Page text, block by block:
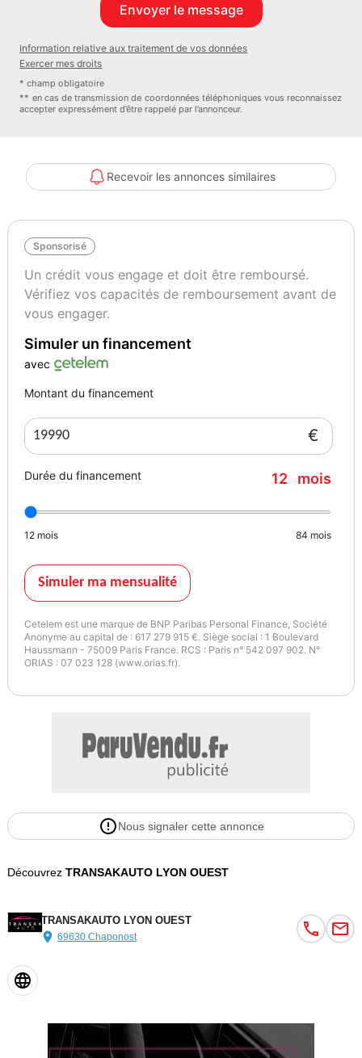
_________________________ Nos services : Gestion des
possible dans toute la France Prestations 100% Personnalisables
(traitement céramique lustrage carrosserie vitres teintées …) Chez
TransakAuto Lyon Ouest c'est aussi un large choix de véhicules !!
Demandez conseil à l'un de nos conseillers !
___________________________
Couleur
BLEU
Information relative aux traitement de vos données
Exercer mes droits
* champ obligatoire
** en cas de transmission de coordonnées téléphoniques vous reconnaissez
accepter expressément d’être rappelé par l’annonceur.
Recevoir les annonces similaires
Sponsorisé
Un crédit vous engage et doit être remboursé.
Vérifiez vos capacités de remboursement avant de
vous engager.
Simuler un financement
avec
Montant du financement
€
Durée du financement 12 mois
12 mois 84 mois
Simuler ma mensualité
Cetelem est une marque de BNP Paribas Personal Finance, Société
Anonyme au capital de : 617 279 915 €. Siège social : 1 Boulevard
Haussmann - 75009 Paris France. RCS : Paris n° 542 097 902. N°
ORIAS : 07 023 128 (www.orias.fr).
Nous signaler cette annonce
Découvrez TRANSAKAUTO LYON OUEST
TRANSAKAUTO LYON OUEST
69630 Chaponost